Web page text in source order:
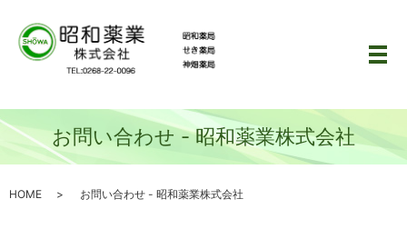
メ
お問い合わせ - 昭和薬業株式会社
HOME お問い合わせ - 昭和薬業株式会社